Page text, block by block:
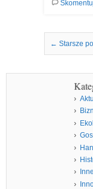
Nawigacja we
← Starsze
Inne